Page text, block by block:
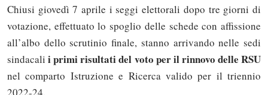
Chiusi giovedì 7 aprile i seggi elettorali dopo tre giorni di
votazione, effettuato lo spoglio delle schede con affissione
all’albo dello scrutinio finale, stanno arrivando nelle sedi
sindacalii primi risultati del voto per il rinnovo delle RSU
nel comparto Istruzione e Ricerca valido per il triennio